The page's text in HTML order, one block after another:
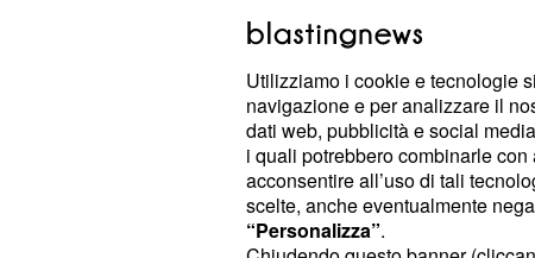
Ebbene la presenza della Leotta
ha suscitato un bel po' di
Caterina Balivo, che ieri sera ha
vetriolo conto la giornalista Sky,
niente credibile la sua
presentata sul palco dell'Ariston
scollato e riteneva che durante
Utilizziamo i cookie e tecnologie
navigazione e per analizzare il
dati web, pubblicità e social
i quali potrebbero combinarle
acconsentire all’uso di tali
scelte, anche eventualmente
“Personalizza”.